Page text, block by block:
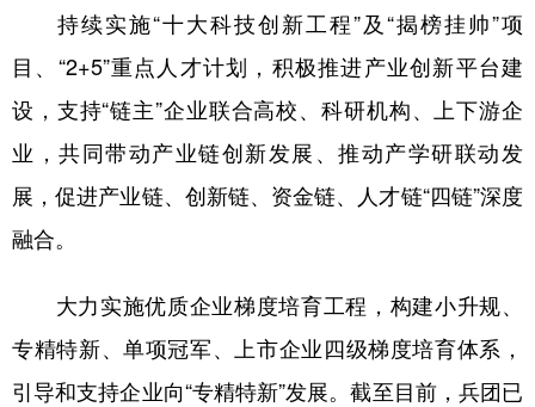
持续实施“十大科技创新工程”及“揭榜挂帅”项
目、“2+5”重点人才计划，积极推进产业创新平台建
设，支持“链主”企业联合高校、科研机构、上下游企
业，共同带动产业链创新发展、推动产学研联动发
展，促进产业链、创新链、资金链、人才链“四链”深度
融合。
大力实施优质企业梯度培育工程，构建小升规、
专精特新、单项冠军、上市企业四级梯度培育体系，
引导和支持企业向“专精特新”发展。截至目前，兵团已